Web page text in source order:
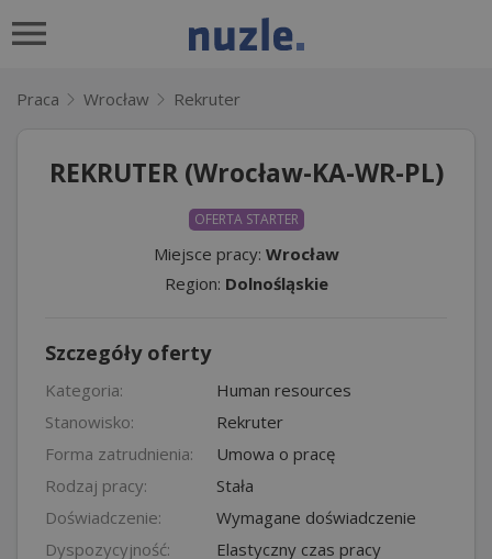
Praca Wrocław Rekruter
REKRUTER (Wrocław-KA-WR-PL)
OFERTA STARTER
Miejsce pracy: Wrocław
Region: Dolnośląskie
Szczegóły oferty
Kategoria:
Human resources
Stanowisko:
Rekruter
Forma zatrudnienia:
Umowa o pracę
Rodzaj pracy:
Stała
Doświadczenie:
Wymagane doświadczenie
Dyspozycyjność:
Elastyczny czas pracy